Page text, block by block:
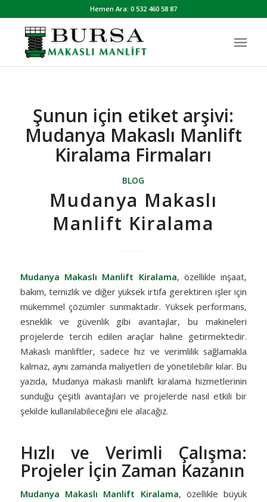
Hemen Ara: 0 532 460 58 87
Şunun için etiket arşivi:
Mudanya Makaslı Manlift
Kiralama Firmaları
BLOG
Mudanya Makaslı
Manlift Kiralama
Mudanya Makaslı Manlift Kiralama, özellikle inşaat,
bakım, temizlik ve diğer yüksek irtifa gerektiren işler için
mükemmel çözümler sunmaktadır. Yüksek performans,
esneklik ve güvenlik gibi avantajlar, bu makineleri
projelerde tercih edilen araçlar haline getirmektedir.
Makaslı manliftler, sadece hız ve verimlilik sağlamakla
kalmaz, aynı zamanda maliyetleri de yönetilebilir kılar. Bu
yazıda, Mudanya makaslı manlift kiralama hizmetlerinin
sunduğu çeşitli avantajları ve projelerde nasıl etkili bir
şekilde kullanılabileceğini ele alacağız.
Hızlı ve Verimli Çalışma:
Projeler İçin Zaman Kazanın
Mudanya Makaslı Manlift Kiralama, özellikle büyük